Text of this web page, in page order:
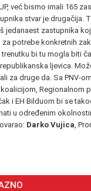
već bismo imali 165
stvar je drugačija.
jedanaest zastupnika
potrebe konkretnih
bi tu mogla biti
ljevica.
za druge da. Sa PNV-om,
Regionalnom
i EH Bilduom bi se
u određenim
Darko Vujica ,